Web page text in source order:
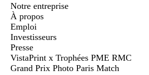
Notre entreprise
À propos
Emploi
Investisseurs
Presse
VistaPrint x Trophées PME RMC
Grand Prix Photo Paris Match